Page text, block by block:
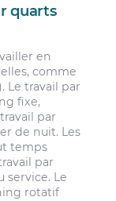
quarts
en
comme
Le travail par
fixe,
par
de nuit. Les
temps
par
service. Le
rotatif